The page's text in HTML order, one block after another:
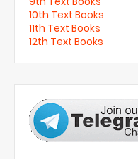
10th Text Books
11th Text Books
12th Text Books